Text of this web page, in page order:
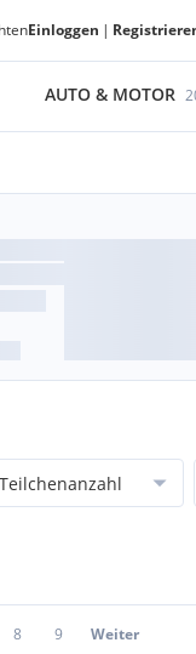
Einloggen |
AUTO & MOTOR
Teilchenanzahl
8 9 Weiter